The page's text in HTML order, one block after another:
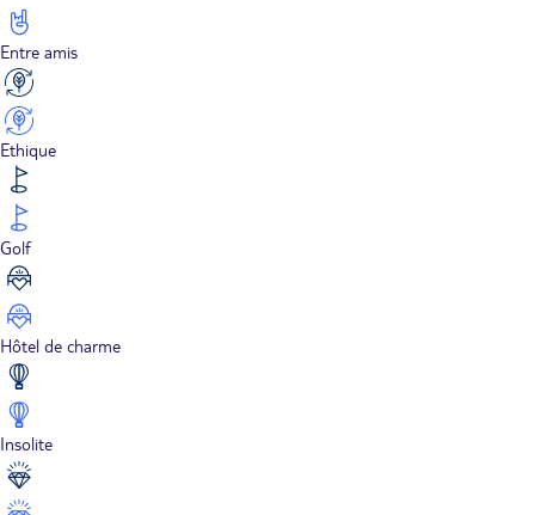
Entre amis
Ethique
Golf
Hôtel de charme
Insolite